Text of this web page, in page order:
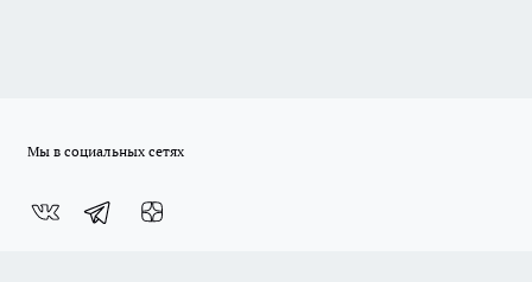
Мы в социальных сетях